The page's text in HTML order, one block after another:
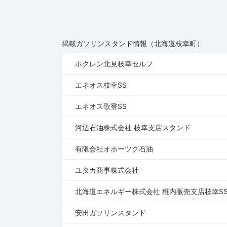
掲載ガソリンスタンド情報（北海道枝幸町）
ホクレン北見枝幸セルフ
エネオス枝幸SS
エネオス歌登SS
河辺石油株式会社 枝幸支店スタンド
有限会社オホーツク石油
ユタカ商事株式会社
北海道エネルギー株式会社 稚内販売支店枝幸
安田ガソリンスタンド